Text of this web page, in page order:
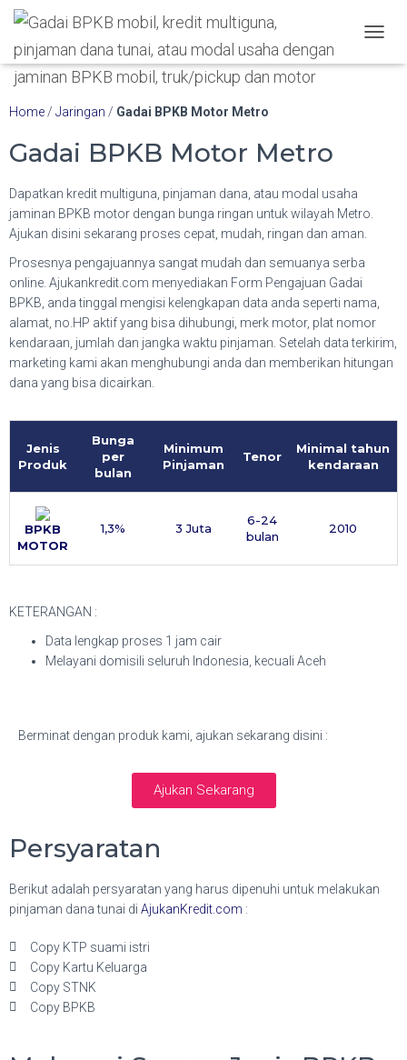
O
N
Home / Jaringan / Gadai BPKB Motor Metro
Gadai BPKB Motor Metro
Dapatkan kredit multiguna, pinjaman dana, atau modal usaha
jaminan BPKB motor dengan bunga ringan untuk wilayah Metro.
Ajukan disini sekarang proses cepat, mudah, ringan dan aman.
Prosesnya pengajuannya sangat mudah dan semuanya serba
online. Ajukankredit.com menyediakan Form Pengajuan Gadai
BPKB, anda tinggal mengisi kelengkapan data anda seperti nama,
alamat, no.HP aktif yang bisa dihubungi, merk motor, plat nomor
kendaraan, jumlah dan jangka waktu pinjaman. Setelah data terkirim,
marketing kami akan menghubungi anda dan memberikan hitungan
dana yang bisa dicairkan.
Jenis
Produk
Bunga
per
bulan
Minimum
Pinjaman
Tenor
Minimal tahun
kendaraan
BPKB
MOTOR
1,3% 3 Juta
6-24
bulan
2010
KETERANGAN :
Data lengkap proses 1 jam cair
Melayani domisili seluruh Indonesia, kecuali Aceh
Berminat dengan produk kami, ajukan sekarang disini :
Ajukan Sekarang
Persyaratan
Berikut adalah persyaratan yang harus dipenuhi untuk melakukan
pinjaman dana tunai di AjukanKredit.com :
Copy KTP suami istri
Copy Kartu Keluarga
Copy STNK
Copy BPKB